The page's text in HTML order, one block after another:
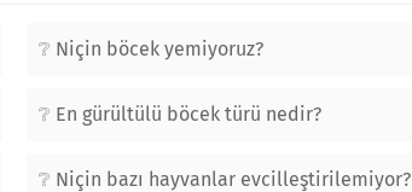
Niçin böcek yemiyoruz?
En gürültülü böcek türü nedir?
Niçin bazı hayvanlar evcilleştirilemiyor?